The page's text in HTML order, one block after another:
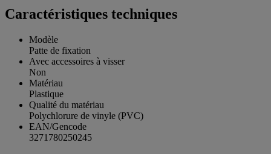
Caractéristiques techniques
Modèle
Patte de fixation
Avec accessoires à visser
Non
Matériau
Plastique
Qualité du matériau
Polychlorure de vinyle (PVC)
EAN/Gencode
3271780250245